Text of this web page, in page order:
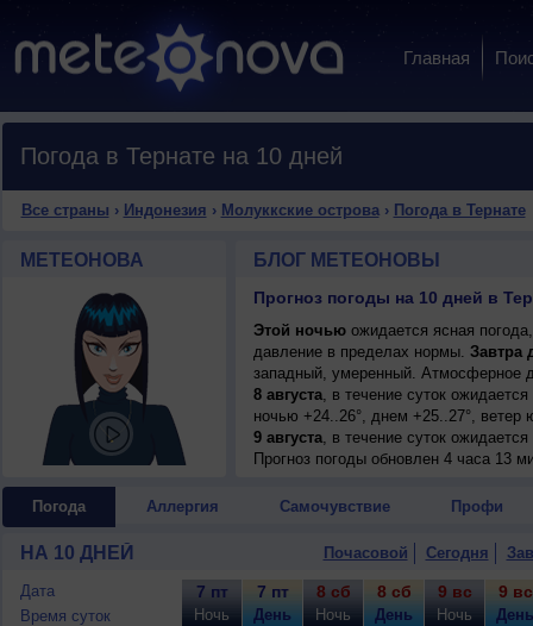
Главная
Погода в Тернате на 10 дней
Все страны › Индонезия › Молуккские острова› Погода в Тернате
МЕТЕОНОВА БЛОГ МЕТЕОНОВЫ
Этой ночьюожидается ясная
давление в пределах нормы. Завтра
западный, умеренный. Атмосферное
8 августа, в течение суток
ночью +24..26°, днем +25..27°,
9 августа, в течение суток
днем +26..28°, ветер юго-западный,
ветер юго-западный, сильный,
Прогноз погоды обновлен 4 часа 13
Погода Аллергия Самочувствие Профи
НА 10 ДНЕЙ Почасовой Сегодня
Дата
Время суток
7 пт
Ночь
7 пт
День
8 сб
Ночь
8 сб
День
9 вс
Ночь
9 вс
День